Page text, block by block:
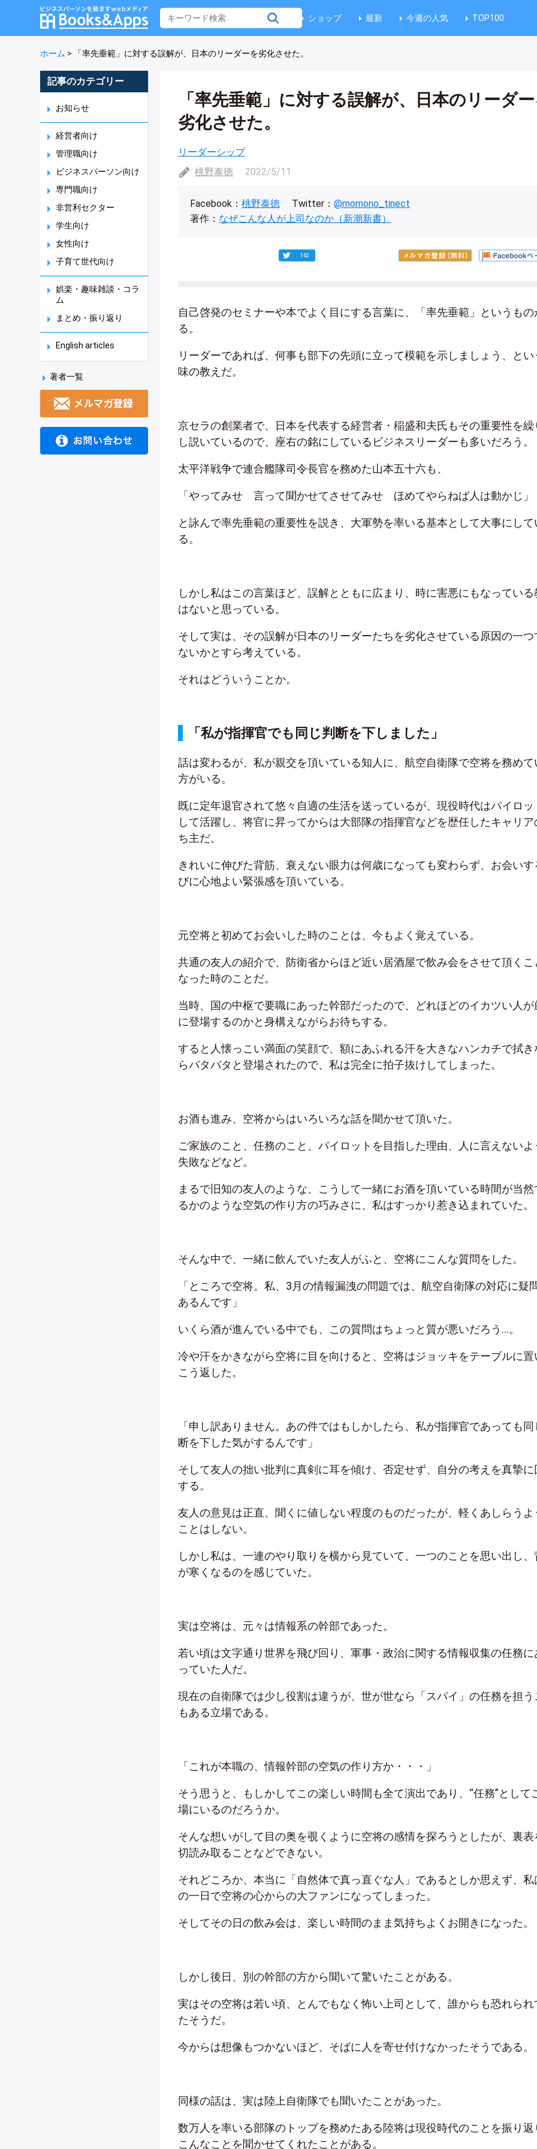
ショップ 最新 今週の人気 TOP100
ホーム > 「率先垂範」に対する誤解が、日本のリーダーを劣化させた。
記事のカテゴリー
お知らせ
経営者向け
管理職向け
ビジネスパーソン向け
専門職向け
非営利セクター
学生向け
女性向け
子育て世代向け
娯楽・趣味雑談・コラ
ム
まとめ・振り返り
English articles
著者一覧
「率先垂範」に対する誤解が、日本のリーダ
劣化させた。
リーダーシップ
桃野泰徳
2022/5/11
Facebook： 桃野泰徳 Twitter： @momono_tinect
著作： なぜこんな人が上司なのか（新潮新書）
162
自己啓発のセミナーや本でよく目にする言葉に、「率先垂範」というもの
る。
リーダーであれば、何事も部下の先頭に立って模範を示しましょう、とい
味の教えだ。
京セラの創業者で、日本を代表する経営者・稲盛和夫氏もその重要性を繰
し説いているので、座右の銘にしているビジネスリーダーも多いだろう。
太平洋戦争で連合艦隊司令長官を務めた山本五十六も、
「やってみせ 言って聞かせてさせてみせ ほめてやらねば人は動かじ」
と詠んで率先垂範の重要性を説き、大軍勢を率いる基本として大事にして
る。
しかし私はこの言葉ほど、誤解とともに広まり、時に害悪にもなっている
はないと思っている。
そして実は、その誤解が日本のリーダーたちを劣化させている原因の一つ
ないかとすら考えている。
それはどういうことか。
「私が指揮官でも同じ判断を下しました」
話は変わるが、私が親交を頂いている知人に、航空自衛隊で空将を務めて
方がいる。
既に定年退官されて悠々自適の生活を送っているが、現役時代はパイロッ
して活躍し、将官に昇ってからは大部隊の指揮官などを歴任したキャリア
ち主だ。
きれいに伸びた背筋、衰えない眼力は何歳になっても変わらず、お会いす
びに心地よい緊張感を頂いている。
元空将と初めてお会いした時のことは、今もよく覚えている。
共通の友人の紹介で、防衛省からほど近い居酒屋で飲み会をさせて頂くこ
なった時のことだ。
当時、国の中枢で要職にあった幹部だったので、どれほどのイカツい人が
に登場するのかと身構えながらお待ちする。
すると人懐っこい満面の笑顔で、額にあふれる汗を大きなハンカチで拭き
らバタバタと登場されたので、私は完全に拍子抜けしてしまった。
お酒も進み、空将からはいろいろな話を聞かせて頂いた。
ご家族のこと、任務のこと、パイロットを目指した理由、人に言えないよ
失敗などなど。
まるで旧知の友人のような、こうして一緒にお酒を頂いている時間が当然
るかのような空気の作り方の巧みさに、私はすっかり惹き込まれていた。
そんな中で、一緒に飲んでいた友人がふと、空将にこんな質問をした。
「ところで空将。私、3月の情報漏洩の問題では、航空自衛隊の対応に疑
あるんです」
いくら酒が進んでいる中でも、この質問はちょっと質が悪いだろう…。
冷や汗をかきながら空将に目を向けると、空将はジョッキをテーブルに置
こう返した。
「申し訳ありません。あの件ではもしかしたら、私が指揮官であっても同
断を下した気がするんです」
そして友人の拙い批判に真剣に耳を傾け、否定せず、自分の考えを真摯に
する。
友人の意見は正直、聞くに値しない程度のものだったが、軽くあしらうよ
ことはしない。
しかし私は、一連のやり取りを横から見ていて、一つのことを思い出し、
が寒くなるのを感じていた。
実は空将は、元々は情報系の幹部であった。
若い頃は文字通り世界を飛び回り、軍事・政治に関する情報収集の任務に
っていた人だ。
現在の自衛隊では少し役割は違うが、世が世なら「スパイ」の任務を担う
もある立場である。
「これが本職の、情報幹部の空気の作り方か・・・」
そう思うと、もしかしてこの楽しい時間も全て演出であり、“任務”として
場にいるのだろうか。
そんな想いがして目の奥を覗くように空将の感情を探ろうとしたが、裏表
切読み取ることなどできない。
それどころか、本当に「自然体で真っ直ぐな人」であるとしか思えず、私
の一日で空将の心からの大ファンになってしまった。
そしてその日の飲み会は、楽しい時間のまま気持ちよくお開きになった。
しかし後日、別の幹部の方から聞いて驚いたことがある。
実はその空将は若い頃、とんでもなく怖い上司として、誰からも恐れられ
たそうだ。
今からは想像もつかないほど、そばに人を寄せ付けなかったそうである。
同様の話は、実は陸上自衛隊でも聞いたことがあった。
数万人を率いる部隊のトップを務めたある陸将は現役時代のことを振り返
こんなことを聞かせてくれたことがある。